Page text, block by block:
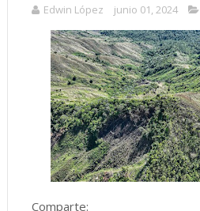
Edwin López junio 01, 2024
Comparte: